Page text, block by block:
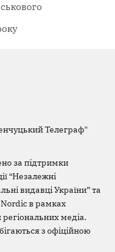
Телеграф"
за підтримки
“Незалежні
видавці України” та
в рамках
регіональних медіа.
з офіційною